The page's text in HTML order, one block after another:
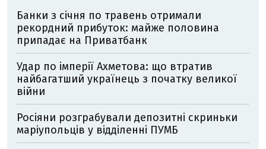
Банки з січня по травень отримали
рекордний прибуток: майже половина
припадає на Приватбанк
Удар по імперії Ахметова: що втратив
найбагатший українець з початку великої
війни
Росіяни розграбували депозитні скриньки
маріупольців у відділенні ПУМБ